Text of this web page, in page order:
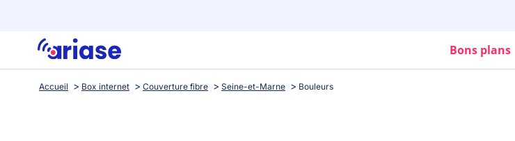
Bons plans
Accueil Box internet Couverture fibre Seine-et-Marne Bouleurs